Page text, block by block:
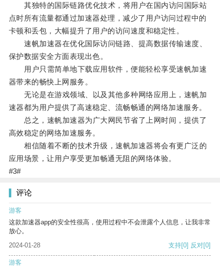
其独特的国际链路优化技术，将用户在国内访问国际站
点时所有流量都通过加速器处理，减少了用户访问过程中的
卡顿和丢包，大幅提升了用户的访问速度和稳定性。
速帆加速器在优化国际访问链路、提高数据传输速度、
保护数据安全方面表现出色。
用户只需简单地下载应用软件，便能轻松享受速帆加速
器带来的畅快上网服务。
无论是在游戏领域、以及其他多种网络应用上，速帆加
速器都为用户提供了高速稳定、流畅畅通的网络加速服务。
总之，速帆加速器为广大网民节省了上网时间，提供了
高效稳定的网络加速服务。
相信随着不断的技术升级，速帆加速器将会有更广泛的
应用场景，让用户享受更加畅通无阻的网络体验。
#3#
评论
游客
这款加速器app的安全性很高，使用过程中不会泄露个人信息，让我非常
放心。
2024-01-28
支持[0] 反对[0]
游客